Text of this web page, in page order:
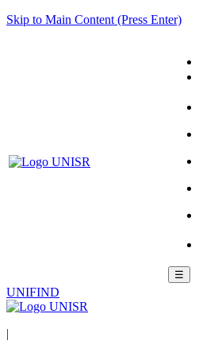
Skip to Main Content (Press Enter)
☰
UNIFIND
|